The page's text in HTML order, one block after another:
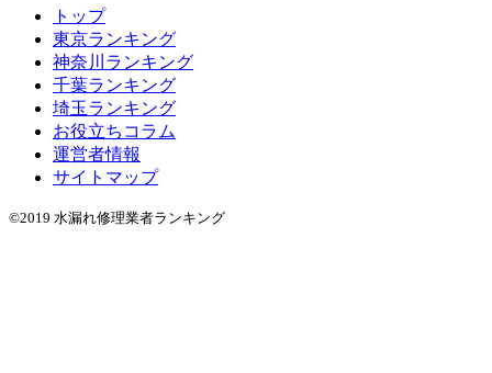
トップ
東京ランキング
神奈川ランキング
千葉ランキング
埼玉ランキング
お役立ちコラム
運営者情報
サイトマップ
©2019 水漏れ修理業者ランキング